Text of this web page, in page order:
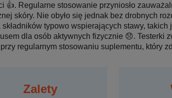
👍. Regularne stosowanie przyniosło
skóry. Nie obyło się jednak bez drobnych
typowo wspierających stawy,
dla osób aktywnych fizycznie 😞. Testerki
regularnym stosowaniu suplementu, który
Zalety